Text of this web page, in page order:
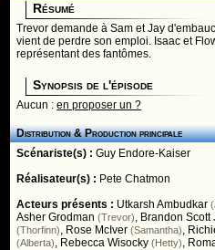
Résumé
Trevor demande à Sam et Jay
vient de perdre son emploi. Isaac et
représentant des fantômes.
Synopsis de l'épisode
Aucun :en proposer un ?
Distribution & Production principale
Scénariste(s) :Guy Endore-Kaiser
Réalisateur(s) : Pete Chatmon
Acteurs présents : Utkarsh Ambudkar
Asher Grodman (Trevor), Brandon Scott
(Thorfinn), Rose McIver (Samantha),
(Alberta), Rebecca Wisocky (Hetty),